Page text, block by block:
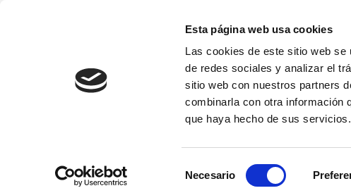
Esta página web usa cookies
Las cookies de este sitio web
de redes sociales y analizar el
sitio web con nuestros partners
combinarla con otra información
que haya hecho de sus servicios.
de
Necesario
Fundación EFI-
Fundación Educativa Franciscanas de la
COLEGIO EFI ETAPAS